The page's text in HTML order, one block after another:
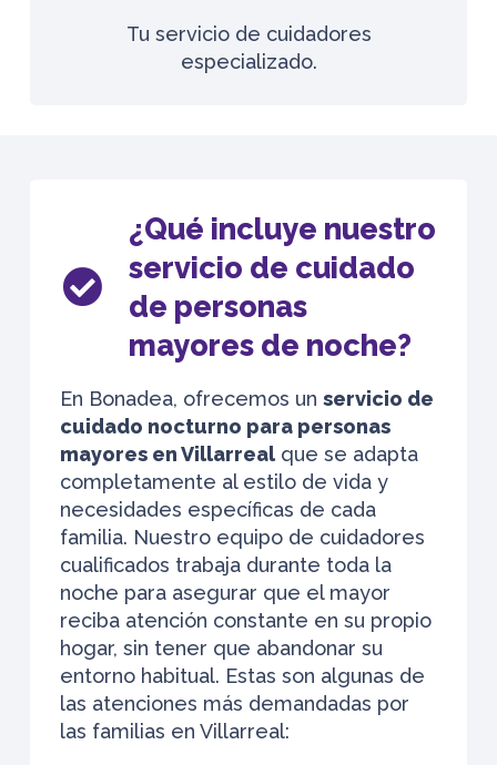
Tu servicio de cuidadores
especializado.
¿Qué incluye nuestro
servicio de cuidado
de personas
mayores de noche?
En Bonadea, ofrecemos un servicio de
cuidado nocturno para personas
mayores en Villarreal que se adapta
completamente al estilo de vida y
necesidades específicas de cada
familia. Nuestro equipo de cuidadores
cualificados trabaja durante toda la
noche para asegurar que el mayor
reciba atención constante en su propio
hogar, sin tener que abandonar su
entorno habitual. Estas son algunas de
las atenciones más demandadas por
las familias en Villarreal: